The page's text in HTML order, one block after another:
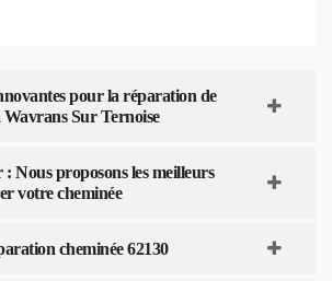
pour la réparation de
Wavrans Sur Ternoise
Nous proposons les meilleurs
votre cheminée
cheminée 62130